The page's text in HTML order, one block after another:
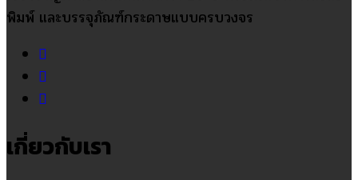
พิมพ์ และบรรจุภัณฑ์กระดาษแบบครบวงจร
เกี่ยวกับเรา